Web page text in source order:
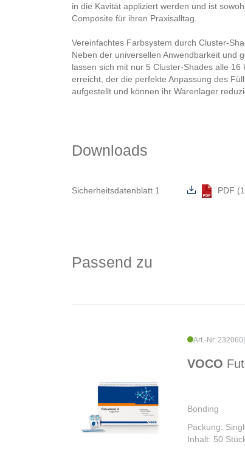
in die Kavität appliziert werden und ist
Composite für ihren Praxisalltag.
Vereinfachtes Farbsystem durch Cluster-
Neben der universellen Anwendbarkeit und
lassen sich mit nur 5 Cluster-Shades alle
erreicht, der die perfekte Anpassung des
aufgestellt und können ihr Warenlager
Downloads
Sicherheitsdatenblatt 1 PDF
Passend zu
Art.-Nr. 232060
VOCO
Bonding
Packung:
Inhalt: 50